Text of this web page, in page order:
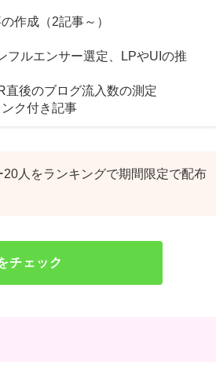
作成（2記事～）
フルエンサー選定、LPやUIの推
後のブログ流入数の測定
ク付き記事
人をランキングで期間限定で配布
チェック